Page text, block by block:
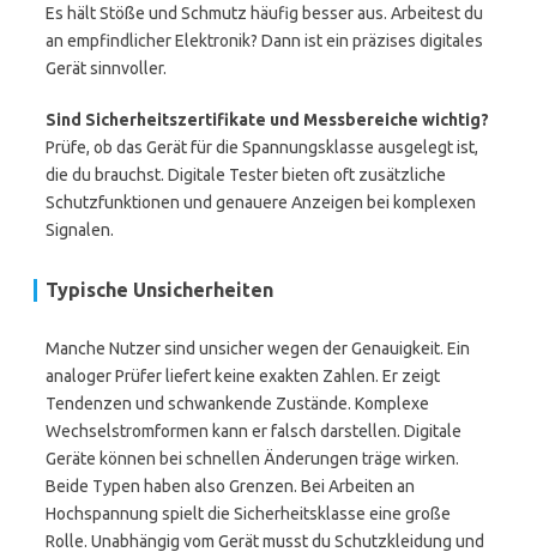
Es hält Stöße und Schmutz häufig besser aus. Arbeitest du
an empfindlicher Elektronik? Dann ist ein präzises digitales
Gerät sinnvoller.
Sind Sicherheitszertifikate und Messbereiche wichtig?
Prüfe, ob das Gerät für die Spannungsklasse ausgelegt ist,
die du brauchst. Digitale Tester bieten oft zusätzliche
Schutzfunktionen und genauere Anzeigen bei komplexen
Signalen.
Typische Unsicherheiten
Manche Nutzer sind unsicher wegen der Genauigkeit. Ein
analoger Prüfer liefert keine exakten Zahlen. Er zeigt
Tendenzen und schwankende Zustände. Komplexe
Wechselstromformen kann er falsch darstellen. Digitale
Geräte können bei schnellen Änderungen träge wirken.
Beide Typen haben also Grenzen. Bei Arbeiten an
Hochspannung spielt die Sicherheitsklasse eine große
Rolle. Unabhängig vom Gerät musst du Schutzkleidung und